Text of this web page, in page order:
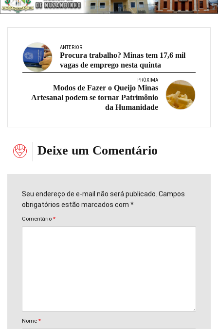
ANTERIOR
Procura trabalho? Minas tem 17,6 mil
vagas de emprego nesta quinta
PRÓXIMA
Modos de Fazer o Queijo Minas
Artesanal podem se tornar Patrimônio
da Humanidade
Deixe um Comentário
Seu endereço de e-mail não será publicado. Campos
obrigatórios estão marcados com *
Comentário *
Nome *